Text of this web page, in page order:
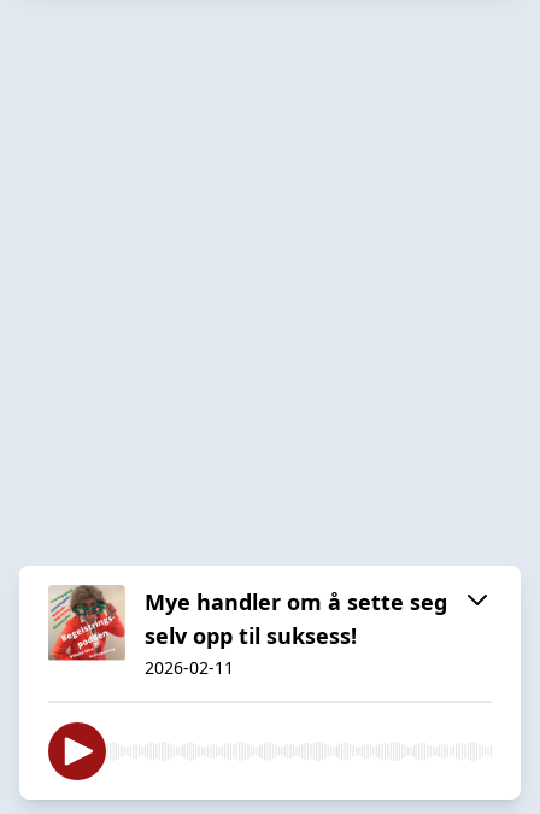
Mye handler om å sette seg
selv opp til suksess!
2026-02-11